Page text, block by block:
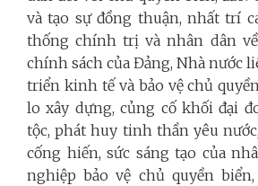
và tạo sự đồng thuận, nhất trí
thống chính trị và nhân dân
chính sách của Đảng, Nhà nước
triển kinh tế và bảo vệ chủ
lo xây dựng, củng cố khối đại
tộc, phát huy tinh thần yêu
cống hiến, sức sáng tạo của
nghiệp bảo vệ chủ quyền